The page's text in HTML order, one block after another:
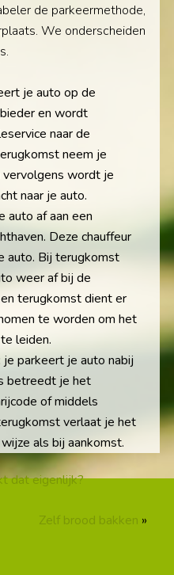
de parkeermethode,
We onderscheiden
je auto op de
en wordt
naar de
neem je
wordt je
naar je auto.
auto af aan een
Deze chauffeur
auto. Bij terugkomst
weer af bij de
terugkomst dient er
te worden om het
leiden.
parkeert je auto nabij
betreedt je het
of middels
verlaat je het
als bij aankomst.
dat eigenlijk?
Zelf brood bakken »